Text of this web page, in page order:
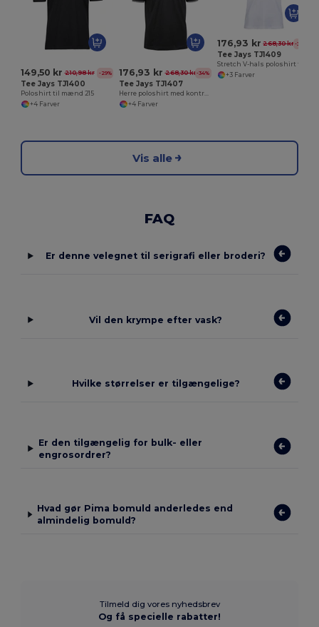
149,50 kr 210,98 kr -29%
Tee Jays TJ1400
Poloshirt til mænd 215
+4 Farver
176,93 kr 268,30 kr -34%
Tee Jays TJ1407
Herre poloshirt med kontrastfarve og ærmer
+4 Farver
176,93 kr 268,30 kr -34%
Tee Jays TJ1409
+3 Farver
Vis alle
FAQ
Er denne velegnet til serigrafi eller broderi?
Vil den krympe efter vask?
Hvilke størrelser er tilgængelige?
Er den tilgængelig for bulk- eller
engrosordrer?
Hvad gør Pima bomuld anderledes end
almindelig bomuld?
Tilmeld dig vores nyhedsbrev
Og få specielle rabatter!